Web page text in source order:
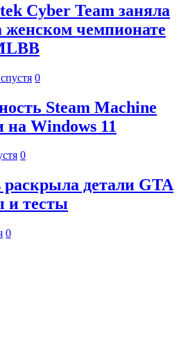
Cyber Team заняла
женском чемпионате
0
Steam Machine
на Windows 11
0
раскрыла детали GTA
и тесты
0